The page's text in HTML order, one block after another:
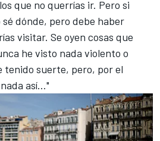
que no querrías ir. Pero si
dónde, pero debe haber
visitar. Se oyen cosas que
he visto nada violento o
tenido suerte, pero, por el
así…"